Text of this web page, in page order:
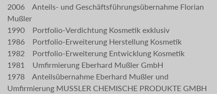
2006 Anteils- und Geschäftsführungsübernahme Florian
Mußler
1990 Portfolio-Verdichtung Kosmetik exklusiv
1986 Portfolio-Erweiterung Herstellung Kosmetik
1982 Portfolio-Erweiterung Entwicklung Kosmetik
1981 Umfirmierung Eberhard Mußler GmbH
1978 Anteilsübernahme Eberhard Mußler und
Umfirmierung MUSSLER CHEMISCHE PRODUKTE GMBH